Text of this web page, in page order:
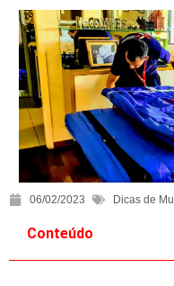
s
f
e
d
h
o
u
06/02/2023 Dicas de
Conteúdo